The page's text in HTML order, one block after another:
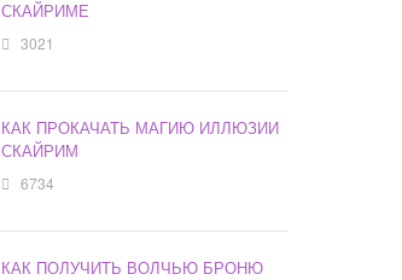
СКАЙРИМЕ
3021
КАК ПРОКАЧАТЬ МАГИЮ ИЛЛЮЗИИ
СКАЙРИМ
6734
КАК ПОЛУЧИТЬ ВОЛЧЬЮ БРОНЮ